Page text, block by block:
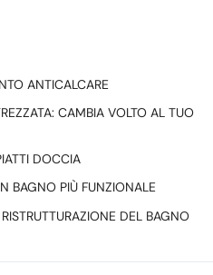
ANTICALCARE
CAMBIA VOLTO AL TUO
DOCCIA
BAGNO PIÙ FUNZIONALE
DEL BAGNO